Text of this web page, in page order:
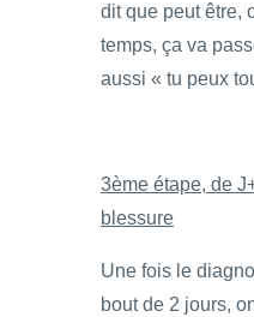
dit que peut être,
temps, ça va
aussi « tu peux
3ème étape, de
blessure
Une fois le
bout de 2 jours,